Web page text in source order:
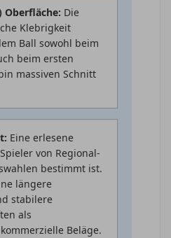
Oberfläche: Die
Klebrigkeit
Ball sowohl beim
beim ersten
massiven Schnitt
Eine erlesene
von Regional-
bestimmt ist.
längere
stabilere
als
Beläge.